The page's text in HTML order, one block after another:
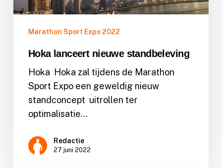
Marathon Sport Expo 2022
Hoka lanceert nieuwe standbeleving
Hoka Hoka zal tijdens de Marathon
Sport Expo een geweldig nieuw
standconcept uitrollen ter
optimalisatie…
Redactie
27 juni 2022